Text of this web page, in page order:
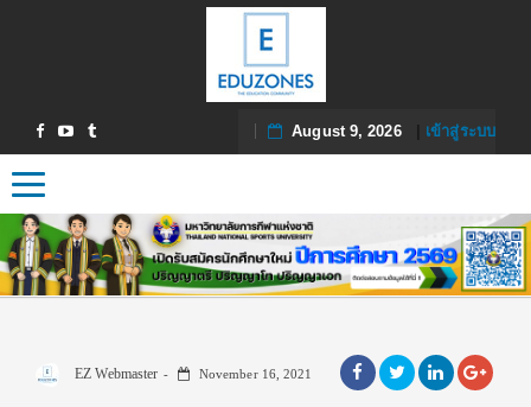
August 9, 2026| เข้าสู่ระบบ
Toggle navigation
EZ Webmaster November 16, 2021